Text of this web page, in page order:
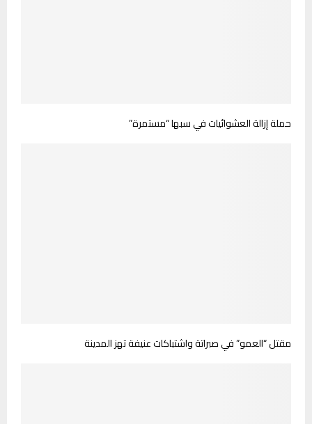
حملة إزالة العشوائيات في سبها “مستمرة”
مقتل “العمو” في صبراتة واشتباكات عنيفة تهز المدينة